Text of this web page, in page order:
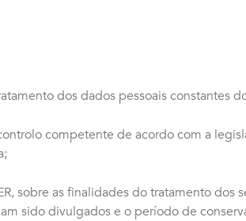
dos dados pessoais constantes
competente de acordo com a
sobre as finalidades do tratamento dos
sido divulgados e o período de